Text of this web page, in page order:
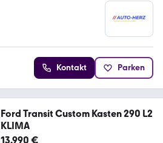
Kontakt Parken
Ford Transit Custom Kasten 290 L2
KLIMA
13.990 €